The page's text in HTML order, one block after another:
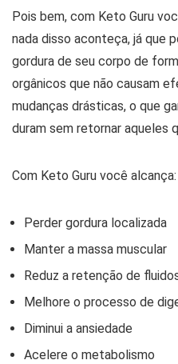
Pois bem, com Keto Guru
nada disso aconteça, já que
gordura de seu corpo de
orgânicos que não causam
mudanças drásticas, o que
duram sem retornar aqueles
Com Keto Guru você alcança:
Perder gordura localizada
Manter a massa muscular
Reduz a retenção de
Melhore o processo de
Diminui a ansiedade
Acelere o metabolismo